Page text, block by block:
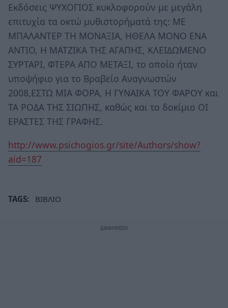
Εκδόσεις ΨΥΧΟΓΙΟΣ κυκλοφορούν με μεγάλη
επιτυχία τα οκτώ μυθιστορήματά της: ΜΕ
ΜΠΑΛΑΝΤΕΡ ΤΗ ΜΟΝΑΞΙΑ, ΗΘΕΛΑ ΜΟΝΟ ΕΝΑ
ΑΝΤΙΟ, Η ΜΑΤΖΙΚΑ ΤΗΣ ΑΓΑΠΗΣ, ΚΛΕΙΔΩΜΕΝΟ
ΣΥΡΤΑΡΙ, ΦΤΕΡΑ ΑΠΟ ΜΕΤΑΞΙ, το οποίο ήταν
υποψήφιο για το Βραβείο Αναγνωστών
2008,ΕΣΤΩ ΜΙΑ ΦΟΡΑ, Η ΓΥΝΑΙΚΑ ΤΟΥ ΦΑΡΟΥ και
ΤΑ ΡΟΔΑ ΤΗΣ ΣΙΩΠΗΣ, καθώς και το δοκίμιο ΟΙ
ΕΡΑΣΤΕΣ ΤΗΣ ΓΡΑΦΗΣ.
http://www.psichogios.gr/site/Authors/show?
aid=187
TAGS: ΒΙΒΛΙΟ